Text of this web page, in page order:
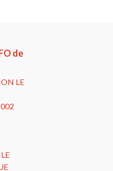
de
LE